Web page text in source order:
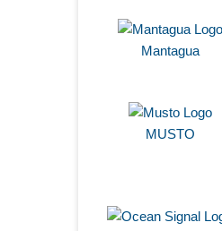
Mantagua
MUSTO